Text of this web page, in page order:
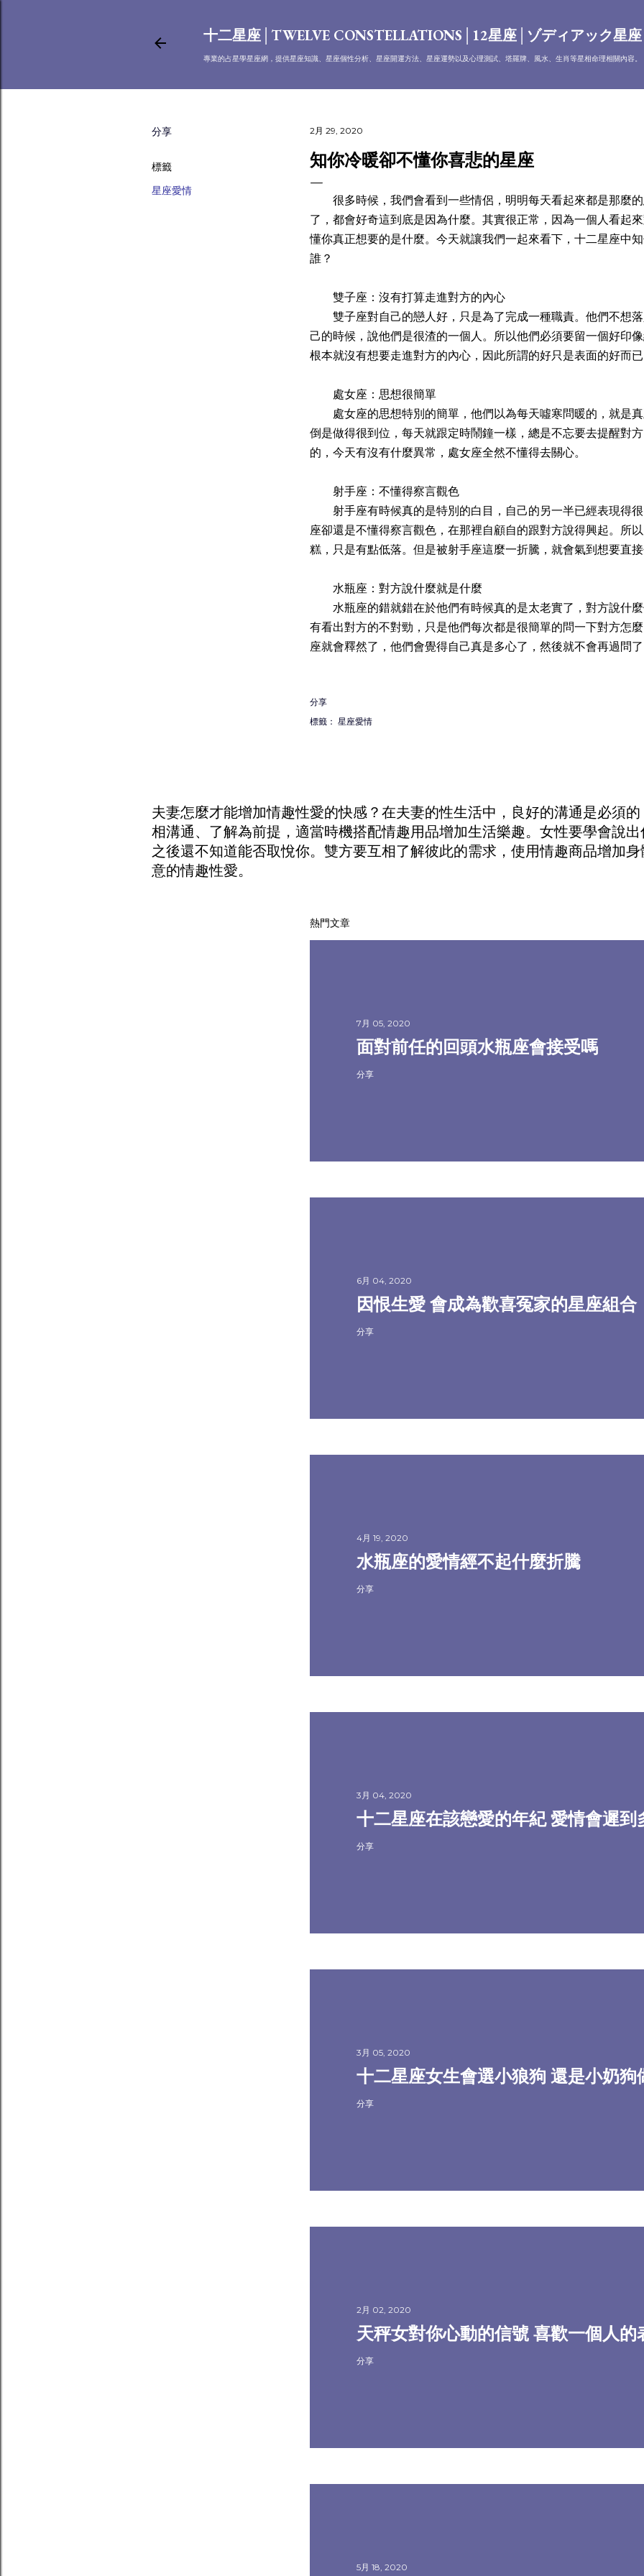
十二星座│TWELVE CONSTELLATIONS│12星座│ゾディアック星
專業的占星學星座網，提供星座知識、星座個性分析、星座開運方法、星座運勢以及心理測試、塔羅牌、風水、生肖等星相命理相關內容。
分享
標籤
星座愛情
2月 29, 2020
知你冷暖卻不懂你喜悲的星座
很多時候，我們會看到一些情侶，明明每天看起來都是那麼
了，都會好奇這到底是因為什麼。其實很正常，因為一個人看起
懂你真正想要的是什麼。今天就讓我們一起來看下，十二星座中
誰？
雙子座：沒有打算走進對方的內心
雙子座對自己的戀人好，只是為了完成一種職責。他們不想
己的時候，說他們是很渣的一個人。所以他們必須要留一個好印
根本就沒有想要走進對方的內心，因此所謂的好只是表面的好而
處女座：思想很簡單
處女座的思想特別的簡單，他們以為每天噓寒問暖的，就是
倒是做得很到位，每天就跟定時鬧鐘一樣，總是不忘要去提醒對
的，今天有沒有什麼異常，處女座全然不懂得去關心。
射手座：不懂得察言觀色
射手座有時候真的是特別的白目，自己的另一半已經表現得
座卻還是不懂得察言觀色，在那裡自顧自的跟對方說得興起。所
糕，只是有點低落。但是被射手座這麼一折騰，就會氣到想要直
水瓶座：對方說什麼就是什麼
水瓶座的錯就錯在於他們有時候真的是太老實了，對方說什
有看出對方的不對勁，只是他們每次都是很簡單的問一下對方怎
座就會釋然了，他們會覺得自己真是多心了，然後就不會再過問
分享
標籤： 星座愛情
夫妻怎麼才能增加情趣性愛的快感？在夫妻的性生活中，良好的溝通是必須
相溝通、了解為前提，適當時機搭配情趣用品增加生活樂趣。女性要學會說
之後還不知道能否取悅你。雙方要互相了解彼此的需求，使用情趣商品增加
意的情趣性愛。
熱門文章
7月 05, 2020
面對前任的回頭水瓶座會接受嗎
分享
6月 04, 2020
因恨生愛 會成為歡喜冤家的星座組合
分享
4月 19, 2020
水瓶座的愛情經不起什麼折騰
分享
3月 04, 2020
十二星座在該戀愛的年紀 愛情會遲到
分享
3月 05, 2020
十二星座女生會選小狼狗 還是小奶狗
分享
2月 02, 2020
天秤女對你心動的信號 喜歡一個人的
分享
5月 18, 2020